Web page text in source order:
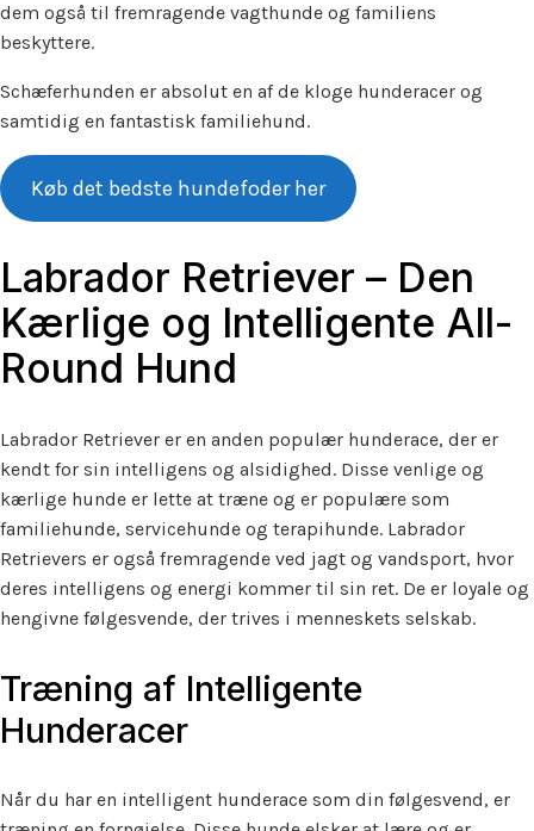
dem også til fremragende vagthunde og familiens
beskyttere.
Schæferhunden er absolut en af de kloge hunderacer og
samtidig en fantastisk familiehund.
Køb det bedste hundefoder her
Labrador Retriever – Den
Kærlige og Intelligente All-
Round Hund
Labrador Retriever er en anden populær hunderace, der er
kendt for sin intelligens og alsidighed. Disse venlige og
kærlige hunde er lette at træne og er populære som
familiehunde, servicehunde og terapihunde. Labrador
Retrievers er også fremragende ved jagt og vandsport, hvor
deres intelligens og energi kommer til sin ret. De er loyale og
hengivne følgesvende, der trives i menneskets selskab.
Træning af Intelligente
Hunderacer
Når du har en intelligent hunderace som din følgesvend, er